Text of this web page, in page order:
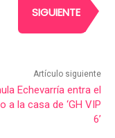
SIGUIENTE
Artículo siguiente
Echevarría entra el
a la casa de ‘GH VIP
6’